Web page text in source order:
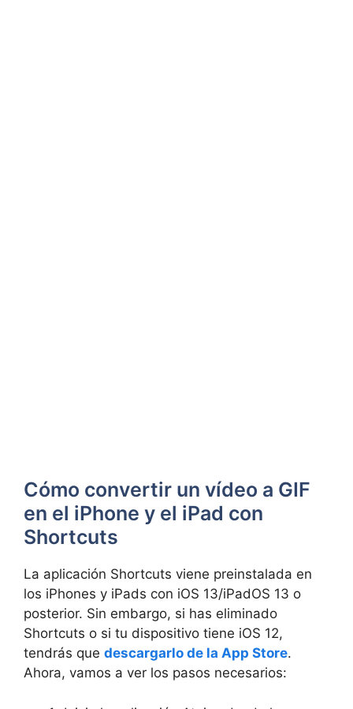
Cómo convertir un vídeo a GIF
en el iPhone y el iPad con
Shortcuts
La aplicación Shortcuts viene preinstalada en
los iPhones y iPads con iOS 13/iPadOS 13 o
posterior. Sin embargo, si has eliminado
Shortcuts o si tu dispositivo tiene iOS 12,
tendrás que descargarlo de la App Store.
Ahora, vamos a ver los pasos necesarios: